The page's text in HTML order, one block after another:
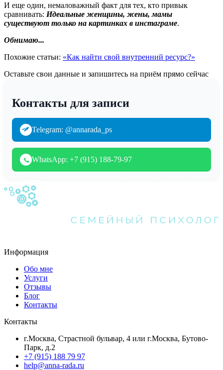
И еще один, немаловажный факт для тех, кто привык
сравнивать: Идеальные женщины, жены, мамы
существуют только на картинках в инстаграме.
Обнимаю...
Похожие статьи: «Как найти свой внутренний ресурс?»
Оставьте свои данные и запишитесь на приём прямо сейчас
Контакты для записи
Telegram: @annarada_ps
WhatsApp: +7 (915) 188-79-97
Информация
Обо мне
Услуги
Отзывы
Блог
Контакты
Контакты
г.Москва, Страстной бульвар, 4 или г.Москва, Бутово-
Парк, д.2
+7 (915) 188 79 97
help@anna-rada.ru